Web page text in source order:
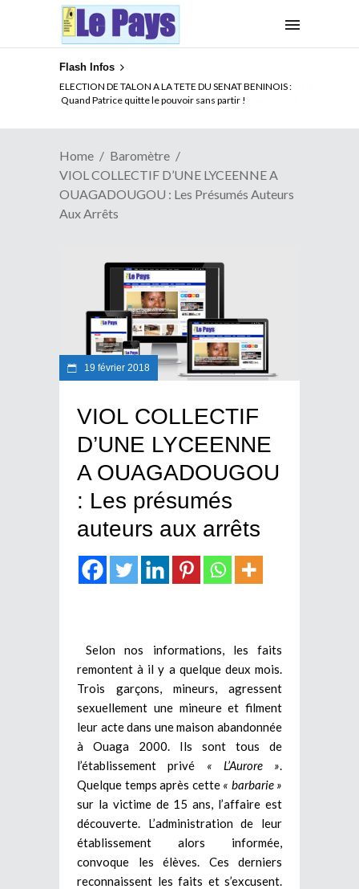
Flash Infos
ELECTION DE TALON A LA TETE DU SENAT BENINOIS :
Quand Patrice quitte le pouvoir sans partir !
Home
Baromètre
VIOL COLLECTIF D’UNE LYCEENNE A
OUAGADOUGOU : Les Présumés Auteurs
Aux Arrêts
19 février 2018
VIOL COLLECTIF
D’UNE LYCEENNE
A OUAGADOUGOU
: Les présumés
auteurs aux arrêts
Selon nos informations, les faits
remontent à il y a quelque deux mois.
Trois garçons, mineurs, agressent
sexuellement une mineure et filment
leur acte dans une maison abandonnée
à Ouaga 2000. Ils sont tous de
l’établissement privé « L’Aurore »
Quelque temps après cette « barbarie »
sur la victime de 15 ans, l’affaire est
découverte. L’administration de leur
établissement alors informée,
convoque les élèves. Ces derniers
reconnaissent les faits et s’excusent.